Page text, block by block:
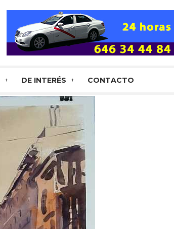
DE INTERÉS CONTACTO